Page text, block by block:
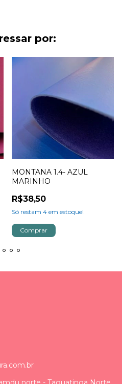
por:
MONTANA 1.4- AZUL
MARINHO
R$38,50
Só restam 4 em estoque!